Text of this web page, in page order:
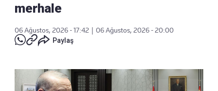
merhale
06 Ağustos, 2026 - 17:42
06 Ağustos, 2026 - 20:00
Paylaş